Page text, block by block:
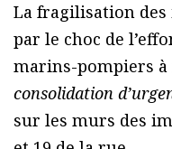
La fragilisation
par le choc de
marins-pompiers à
consolidation
sur les murs des